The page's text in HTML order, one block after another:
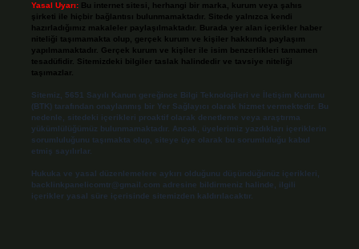
Yasal Uyarı: Bu internet sitesi, herhangi bir marka, kurum veya şahıs
şirketi ile hiçbir bağlantısı bulunmamaktadır. Sitede yalnızca kendi
hazırladığımız makaleler paylaşılmaktadır. Burada yer alan içerikler haber
niteliği taşımamakta olup, gerçek kurum ve kişiler hakkında paylaşım
yapılmamaktadır. Gerçek kurum ve kişiler ile isim benzerlikleri tamamen
tesadüfidir. Sitemizdeki bilgiler taslak halindedir ve tavsiye niteliği
taşımazlar.
Sitemiz, 5651 Sayılı Kanun gereğince Bilgi Teknolojileri ve İletişim Kurumu
(BTK) tarafından onaylanmış bir Yer Sağlayıcı olarak hizmet vermektedir. Bu
nedenle, sitedeki içerikleri proaktif olarak denetleme veya araştırma
yükümlülüğümüz bulunmamaktadır. Ancak, üyelerimiz yazdıkları içeriklerin
sorumluluğunu taşımakta olup, siteye üye olarak bu sorumluluğu kabul
etmiş sayılırlar.
Hukuka ve yasal düzenlemelere aykırı olduğunu düşündüğünüz içerikleri,
backlinkpanelicomtr@gmail.com adresine bildirmeniz halinde, ilgili
içerikler yasal süre içerisinde sitemizden kaldırılacaktır.